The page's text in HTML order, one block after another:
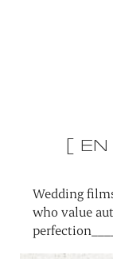
[ EN
Wedding
who value